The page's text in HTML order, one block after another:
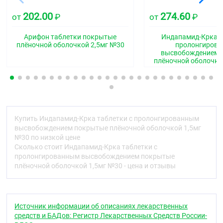
Код АТХ
Фармакологические свойства
Индапамид относится к производным
сульфонамида и но фармакологическим
Обладает умеренным салуретическим и
диуретическим эффектами, которые обусловлены
ингибированием реабсорбции ионов натрия, хлора
и, в меньшей степени, ионов калия и магния в
проксимальных канальцах почек и в
кортикальном сегменте дистального канальца
нефрона, тем самым увеличивая диурез и
Индапамид снижает тонус гладкой мускулатуры
артерий и оказывает сосудорасширяющее
действие, уменьшает общее периферическое
сопротивление сосудов (ОПСС). Эти эффекты
от 202.00 ₽
Арифон таблетки покрытые
плёночной оболочкой 2,5мг №30
от 274.60 ₽
Индапамид-Крка
высвобождением
плёночной
Купить Индапамид-Крка таблетки с пролонгированным
высвобождением покрытые плёночной оболочкой 1,5мг
№30 по низкой цене
Сколько стоит Индапамид-Крка таблетки с
пролонгированным высвобождением покрытые
плёночной оболочкой 1,5мг №30 - цена и отзывы
Источник информации об описаниях лекарственных
средств и БАДов: Регистр Лекарственных Средств России-